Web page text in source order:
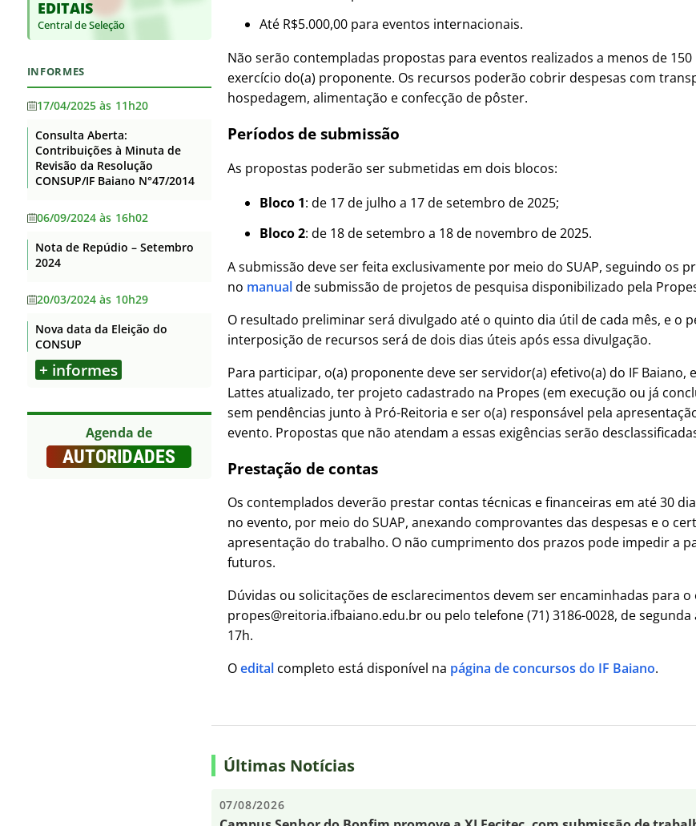
Supervisão
Itaberaba
Senhor do Bonfim
Serrinha
Teixeira de Freitas
Valença
Xique-Xique
Base jurídica da estrutura
organizacional e das
ocupantes
Telefones, endereços e e-mails
cargos
Agenda de Autoridades
Horário de atendimento
Currículos dos principais cargos
Revisão e Consolidação dos
Atos Normativos – Decreto
Auditorias
Convênios e Transferências
Receitas e Despesas
Fundação de Apoio
Informações Classificadas
Cidadão – SIC
Perguntas Frequentes
Lei Geral de Proteção de Dados
Flexibilização de Jornada de
Trabalho TAE
Outros
EDITAIS
Central de Seleção
INFORMES
17/04/2025 às 11h20
Consulta Aberta:
Contribuições à Minuta de
Revisão da Resolução
CONSUP/IF Baiano N°47/2014
06/09/2024 às 16h02
Nota de Repúdio – Setembro
2024
20/03/2024 às 10h29
Nova data da Eleição do
CONSUP
+ informes
Agenda de
AUTORIDADES
Até R$5.000,00 para eventos internacionais.
Não serão contempladas propostas para eventos realizados a menos de
exercício do(a) proponente. Os recursos poderão cobrir despesas com
hospedagem, alimentação e confecção de pôster.
Períodos de submissão
As propostas poderão ser submetidas em dois blocos:
Bloco 1: de 17 de julho a 17 de setembro de 2025;
Bloco 2: de 18 de setembro a 18 de novembro de 2025.
A submissão deve ser feita exclusivamente por meio do SUAP, seguindo os
no manualde submissão de projetos de pesquisa disponibilizado pela
O resultado preliminar será divulgado até o quinto dia útil de cada mês, e o
interposição de recursos será de dois dias úteis após essa divulgação.
Para participar, o(a) proponente deve ser servidor(a) efetivo(a) do IF Baiano,
Lattes atualizado, ter projeto cadastrado na Propes (em execução ou já
sem pendências junto à Pró-Reitoria e ser o(a) responsável pela
evento. Propostas que não atendam a essas exigências serão
Prestação de contas
Os contemplados deverão prestar contas técnicas e financeiras em até 30
no evento, por meio do SUAP, anexando comprovantes das despesas e o
apresentação do trabalho. O não cumprimento dos prazos pode impedir a
futuros.
Dúvidas ou solicitações de esclarecimentos devem ser encaminhadas para o
propes@reitoria.ifbaiano.edu.br ou pelo telefone (71) 3186-0028, de segunda
17h.
Oeditalcompleto está disponível na página de concursos do IF Baiano.
Últimas Notícias
07/08/2026